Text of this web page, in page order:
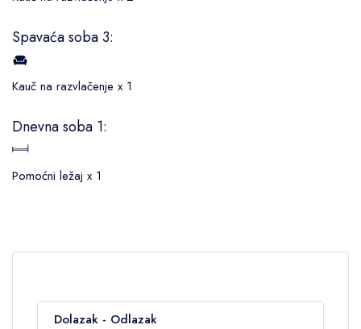
Spavaća soba 3:
Kauč na razvlačenje x 1
Dnevna soba 1:
Pomoćni ležaj x 1
Dolazak - Odlazak